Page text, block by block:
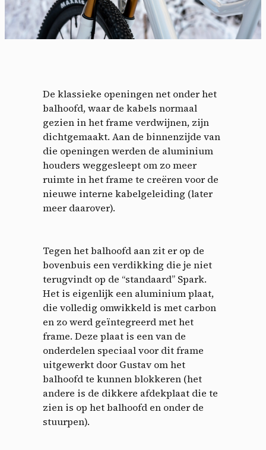
De klassieke openingen net onder het
balhoofd, waar de kabels normaal
gezien in het frame verdwijnen, zijn
dichtgemaakt. Aan de binnenzijde van
die openingen werden de aluminium
houders weggesleept om zo meer
ruimte in het frame te creëren voor de
nieuwe interne kabelgeleiding (later
meer daarover).
Tegen het balhoofd aan zit er op de
bovenbuis een verdikking die je niet
terugvindt op de “standaard” Spark.
Het is eigenlijk een aluminium plaat,
die volledig omwikkeld is met carbon
en zo werd geïntegreerd met het
frame. Deze plaat is een van de
onderdelen speciaal voor dit frame
uitgewerkt door Gustav om het
balhoofd te kunnen blokkeren (het
andere is de dikkere afdekplaat die te
zien is op het balhoofd en onder de
stuurpen).